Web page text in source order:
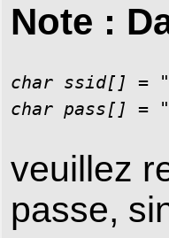
Note :
char ssid[] =
veuillez
passe,